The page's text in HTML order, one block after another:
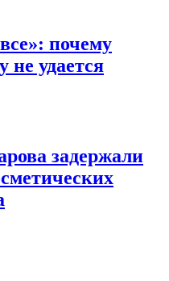
почему
не удается
задержали